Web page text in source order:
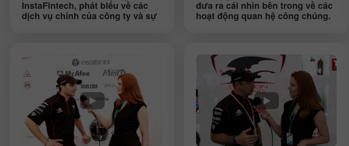
InstaFintech, phát biểu về các
dịch vụ chính của công ty và sự
đưa ra cái nhìn bên trong về các
hoạt động quan hệ công chúng.